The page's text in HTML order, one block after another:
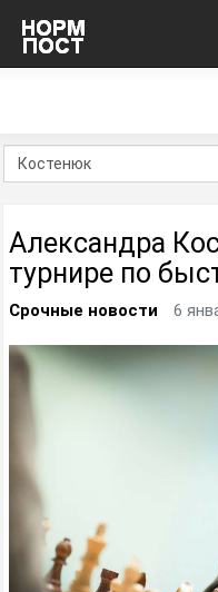
Александра
турнире по
Срочные новости 6